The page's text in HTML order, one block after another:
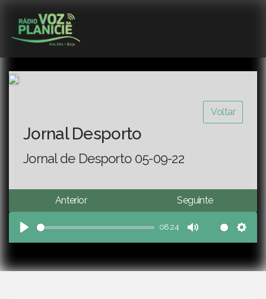
Voltar
Jornal Desporto
Jornal de Desporto 05-09-22
Anterior Seguinte
Play
08:24
Mute